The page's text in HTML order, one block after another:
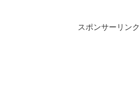
スポンサーリンク